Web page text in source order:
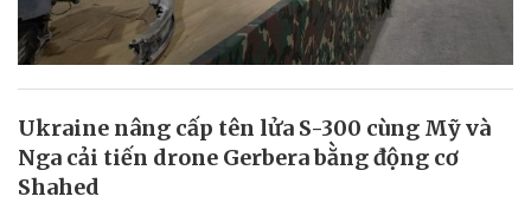
Ukraine nâng cấp tên lửa S-300 cùng Mỹ và
Nga cải tiến drone Gerbera bằng động cơ
Shahed